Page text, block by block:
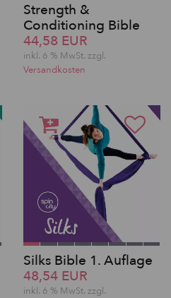
Strength &
Conditioning Bible
44,58 EUR
inkl. 6 % MwSt. zzgl.
Versandkosten
Silks Bible 1. Auflage
48,54 EUR
inkl. 6 % MwSt. zzgl.